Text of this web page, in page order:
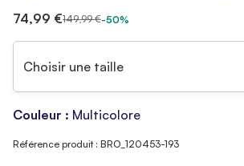
74,99 €149,99 €-50%
Choisir une taille
Couleur : Multicolore
Référence produit : BRO_120453-193